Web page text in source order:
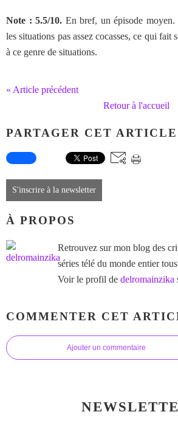
Note : 5.5/10. En bref, un épisode
les situations pas assez cocasses, ce qui fait
à ce genre de situations.
« Article précédent
Retour à l'accueil
PARTAGER CET ARTICLE
S'inscrire à la newsletter
À PROPOS
Retrouvez sur mon blog des
séries télé du monde entier
Voir le profil de delromainzika
COMMENTER CET
Ajouter un commentaire